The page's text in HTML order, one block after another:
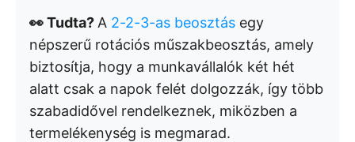
👀 Tudta? A 2-2-3-as beosztás egy
népszerű rotációs műszakbeosztás, amely
biztosítja, hogy a munkavállalók két hét
alatt csak a napok felét dolgozzák, így több
szabadidővel rendelkeznek, miközben a
termelékenység is megmarad.